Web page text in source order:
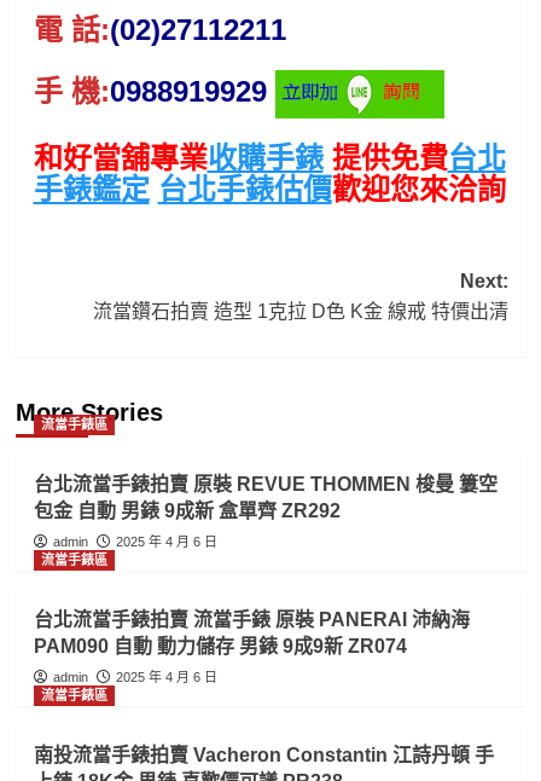
電 話:(02)27112211
手 機:0988919929
和好當舖專業收購手錶提供免費台北
手錶鑑定 台北手錶估價歡迎您來洽詢
navigation
Next:
流當鑽石拍賣 造型 1克拉 D色 K金 線戒 特價出清
More Stories
流當手錶區
台北流當手錶拍賣 原裝 REVUE THOMMEN 梭曼 簍空
包金 自動 男錶 9成新 盒單齊 ZR292
admin
2025 年 4 月 6 日
流當手錶區
台北流當手錶拍賣 流當手錶 原裝 PANERAI 沛納海
PAM090 自動 動力儲存 男錶 9成9新 ZR074
admin
2025 年 4 月 6 日
流當手錶區
南投流當手錶拍賣 Vacheron Constantin 江詩丹頓 手